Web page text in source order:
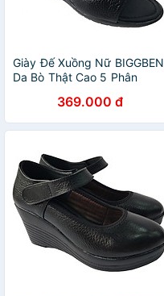
Giày Đế Xuồng Nữ BIGGBEN
Da Bò Thật Cao 5 Phân
369.000 đ